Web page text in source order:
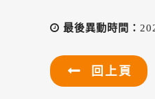
最後異動時間：
回上頁